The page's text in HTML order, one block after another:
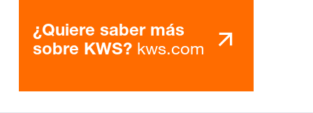
¿Quiere saber más
sobre KWS? kws.com